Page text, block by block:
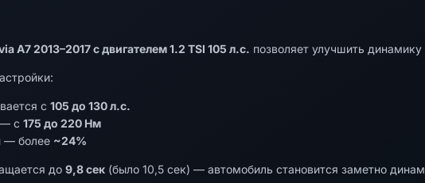
A7 2013–2017 с двигателем 1.2 TSI 105 л.с. позволяет улучшить
с 105 до 130 л.с.
с 175 до 220 Нм
— более ~24%
до 9,8 сек(было 10,5 сек) — автомобиль становится заметно